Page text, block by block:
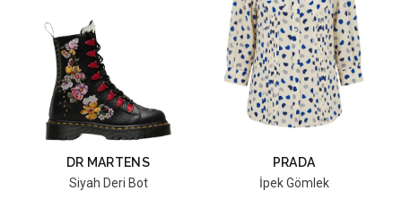
DR MARTENS
Siyah Deri Bot
PRADA
İpek Gömlek